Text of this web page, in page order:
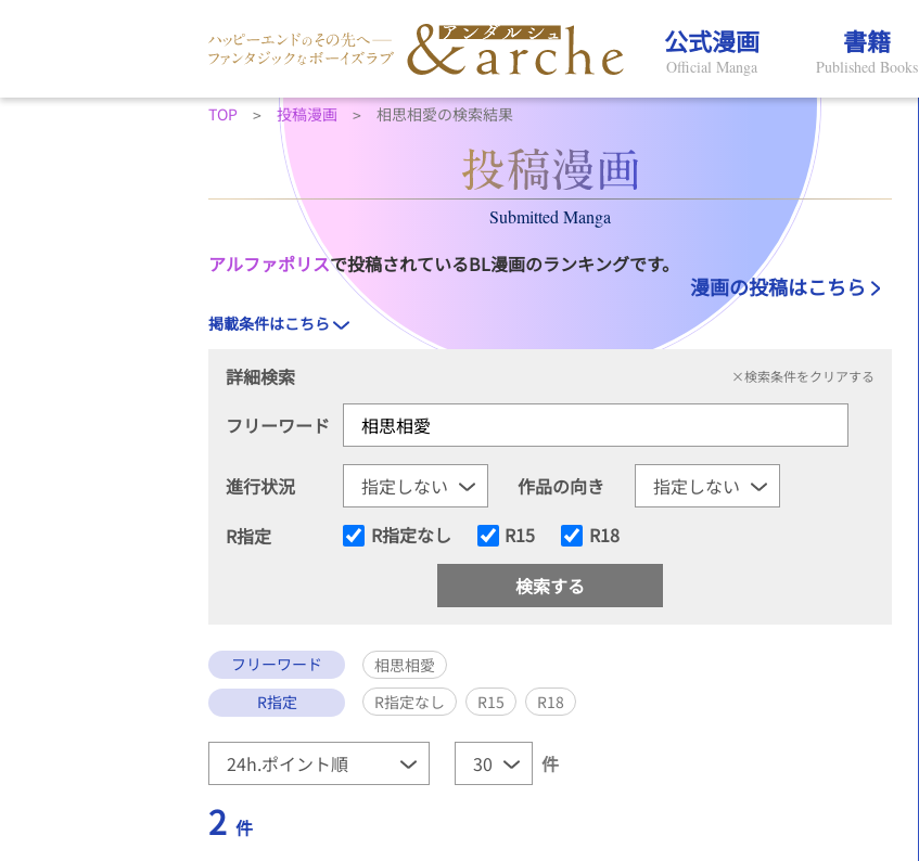
公式漫画
Official Manga
書籍
Published Books
TOP 投稿漫画 相思相愛の検索結果
Submitted Manga
アルファポリスで投稿されているBL漫画のランキングです。
漫画の投稿はこちら
掲載条件はこちら
詳細検索 ×検索条件をクリアする
フリーワード
進行状況
作品の向き
R指定
R指定なし R15 R18
フリーワード
相思相愛
R指定
R指定なし R15 R18
件
2 件